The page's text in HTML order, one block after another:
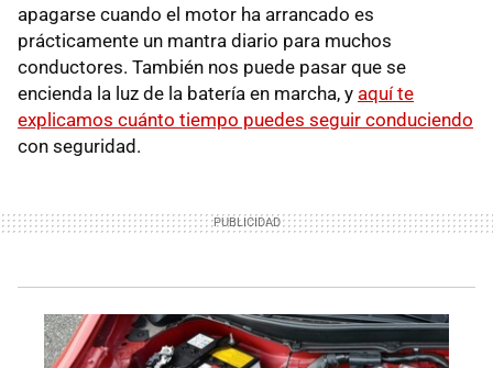
apagarse cuando el motor ha arrancado es
prácticamente un mantra diario para muchos
conductores. También nos puede pasar que se
encienda la luz de la batería en marcha, y aquí te
explicamos cuánto tiempo puedes seguir conduciendo
con seguridad.